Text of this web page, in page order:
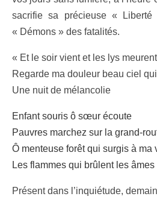
sacrifie sa précieuse «
« Démons » des fatalités.
« Et le soir vient et les lys meurent
Regarde ma douleur beau ciel
Une nuit de mélancolie
Enfant souris ô sœur écoute
Pauvres marchez sur la grand-
Ô menteuse forêt qui surgis à ma
Les flammes qui brûlent les âmes
Présent dans l’inquiétude,